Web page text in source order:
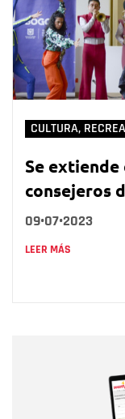
CULTURA,
Se
consejeros
09•07•2023
LEER MÁS
Correo